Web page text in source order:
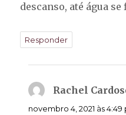
descanso, até água
Responder
Rachel
novembro 4, 2021 às 4:49